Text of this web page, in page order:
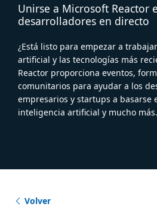
Unirse a Microsoft Reactor
desarrolladores en directo
¿Está listo para empezar a
artificial y las tecnologías más
Reactor proporciona eventos,
comunitarios para ayudar a los
empresarios y startups a basarse
inteligencia artificial y mucho
Volver